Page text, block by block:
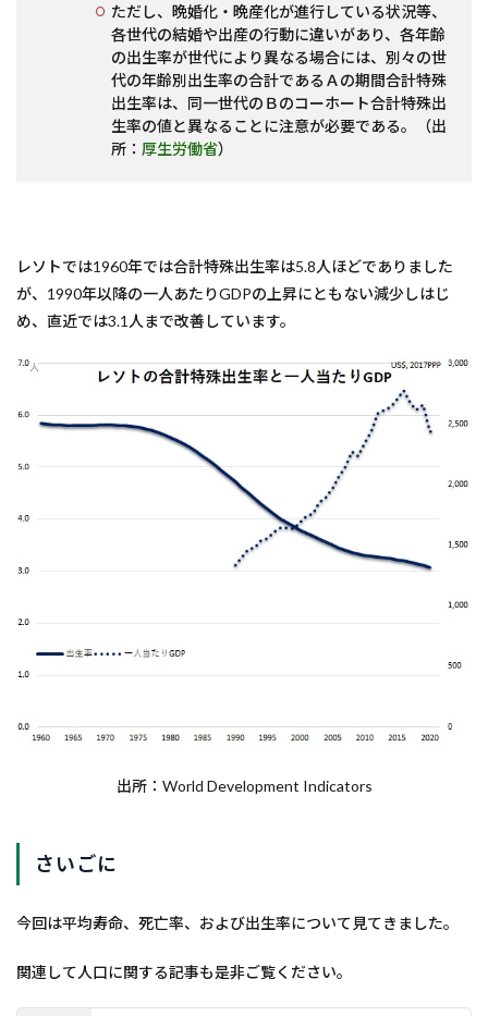
ただし、晩婚化・晩産化が進行している状況等、
各世代の結婚や出産の行動に違いがあり、各年齢
の出生率が世代により異なる場合には、別々の世
代の年齢別出生率の合計であるＡの期間合計特殊
出生率は、同一世代のＢのコーホート合計特殊出
生率の値と異なることに注意が必要である。（出
所： 厚生労働省）
レソトでは1960年では合計特殊出生率は5.8人ほどでありました
が、1990年以降の一人あたりGDPの上昇にともない減少しはじ
め、直近では3.1人まで改善しています。
出所：World Development Indicators
さいごに
今回は平均寿命、死亡率、および出生率について見てきました。
関連して人口に関する記事も是非ご覧ください。